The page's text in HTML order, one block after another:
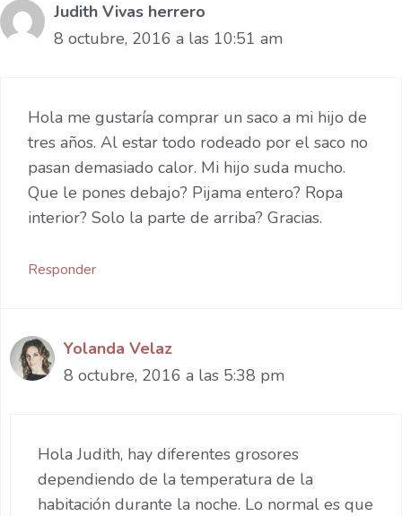
Judith Vivas herrero
8 octubre, 2016 a las 10:51 am
Hola me gustaría comprar un saco a mi hijo de
tres años. Al estar todo rodeado por el saco no
pasan demasiado calor. Mi hijo suda mucho.
Que le pones debajo? Pijama entero? Ropa
interior? Solo la parte de arriba? Gracias.
Responder
Yolanda Velaz
8 octubre, 2016 a las 5:38 pm
Hola Judith, hay diferentes grosores
dependiendo de la temperatura de la
habitación durante la noche. Lo normal es que